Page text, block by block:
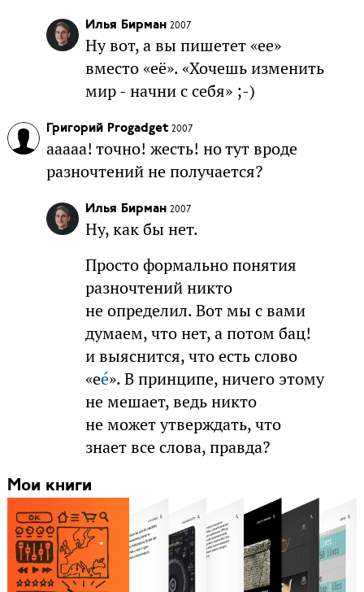
Илья Бирман 2007
Ну вот, а вы пишетет «ее»
вместо «её». «Хочешь изменить
мир - начни с себя» ;-)
Григорий Progadget 2007
ааааа! точно! жесть! но тут вроде
разночтений не получается?
Илья Бирман 2007
Ну, как бы нет.
Просто формально понятия
разночтений никто
не определил. Вот мы с вами
думаем, что нет, а потом бац!
и выяснится, что есть слово
«еé». В принципе, ничего этому
не мешает, ведь никто
не может утверждать, что
знает все слова, правда?
Мои книги